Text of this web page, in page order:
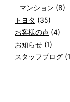
マンション (8)
トヨタ (35)
お客様の声 (4)
お知らせ (1)
スタッフブログ